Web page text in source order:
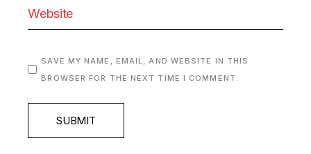
SAVE MY NAME, EMAIL, AND WEBSITE IN THIS
BROWSER FOR THE NEXT TIME I COMMENT.
SUBMIT